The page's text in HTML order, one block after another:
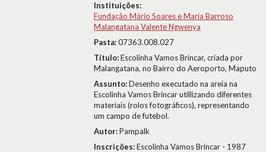
Instituições:
Fundação Mário Soares e Maria Barroso
Malangatana Valente Ngwenya
Pasta:07363.008.027
Título:Escolinha Vamos Brincar, criada por
Malangatana, no Bairro do Aeroporto, Maputo
Assunto:Desenho executado na areia na
Escolinha Vamos Brincar utillizando diferentes
materiais (rolos fotográficos), representando
um campo de futebol.
Autor:Pampalk
Inscrições:Escolinha Vamos Brincar - 1987